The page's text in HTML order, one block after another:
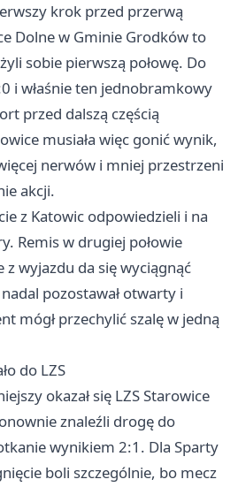
krok przed przerwą
Dolne w Gminie Grodków to
sobie pierwszą połowę. Do
i właśnie ten jednobramkowy
przed dalszą częścią
musiała więc gonić wynik,
nerwów i mniej przestrzeni
akcji.
z Katowic odpowiedzieli i na
Remis w drugiej połowie
z wyjazdu da się wyciągnąć
pozostawał otwarty i
mógł przechylić szalę w jedną
do LZS
okazał się LZS Starowice
znaleźli drogę do
wynikiem 2:1. Dla Sparty
boli szczególnie, bo mecz